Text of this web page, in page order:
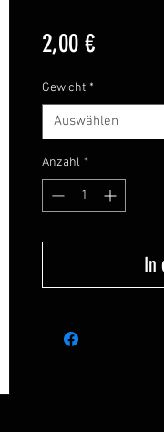
2,00 €Preis
Gewicht *
Auswählen
Anzahl *
In